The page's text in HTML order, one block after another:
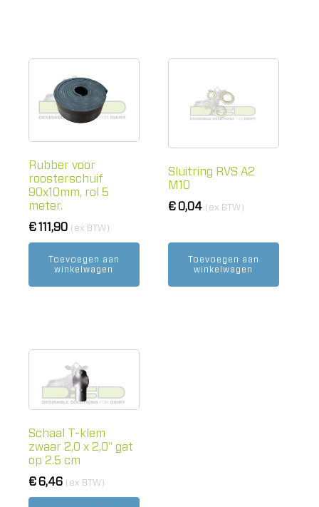
Rubber voor
roosterschuif
90x10mm, rol 5
meter.
€111,90 (ex BTW)
Toevoegen aan
winkelwagen
Sluitring RVS A2
M10
€0,04 (ex BTW)
Toevoegen aan
winkelwagen
Schaal T-klem
zwaar 2,0 x 2,0" gat
op 2.5 cm
€6,46 (ex BTW)